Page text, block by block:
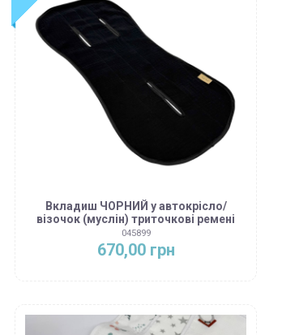
Вкладиш ЧОРНИЙ у автокрісло/
візочок (муслін) триточкові ремені
045899
670,00 грн